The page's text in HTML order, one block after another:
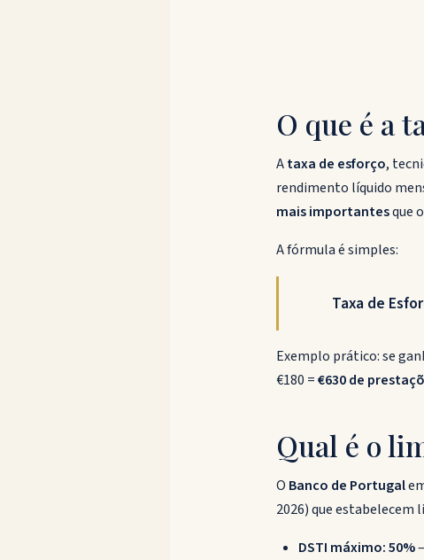
O que é a
Ataxa de esforço,
rendimento líquido
mais importantesque
A fórmula é simples:
Taxa de
Exemplo prático: se
€180 =€630 de
Qual é o
O Banco de Portugal
2026) que estabelecem
DSTI máximo: 50%